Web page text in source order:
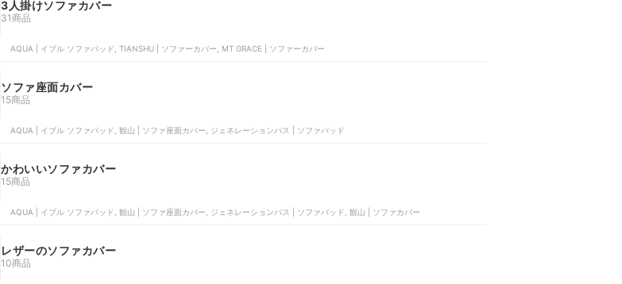
3人掛けソファカバー
31商品
AQUA | イブル ソファパッド, TIANSHU | ソファーカバー, MT GRACE | ソファーカバー
ソファ座面カバー
15商品
AQUA | イブル ソファパッド, 観山 | ソファ座面カバー, ジェネレーションパス | ソファパッド
かわいいソファカバー
15商品
AQUA | イブル ソファパッド, 観山 | ソファ座面カバー, ジェネレーションパス | ソファパッド, 観山 | ソファカバー
レザーのソファカバー
10商品